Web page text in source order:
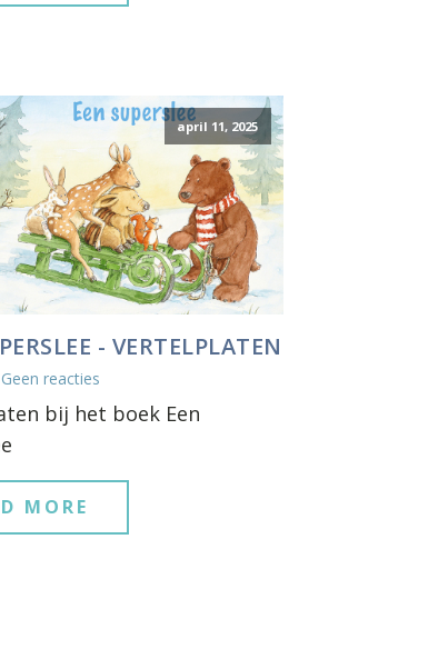
april 11, 2025
- VERTELPLATEN
Geen reacties
bij het boek Een
MORE